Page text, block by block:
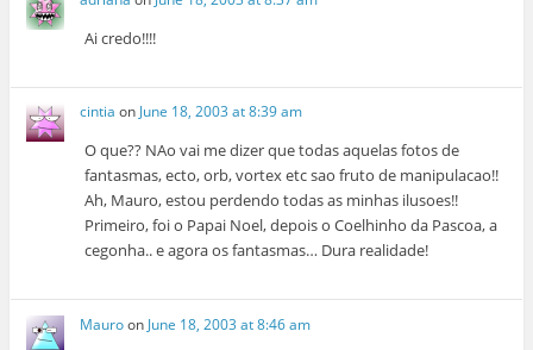
Ai credo!!!!
cintia on June 18, 2003 at 8:39 am
O que?? NAo vai me dizer que todas aquelas fotos de
fantasmas, ecto, orb, vortex etc sao fruto de manipulacao!!
Ah, Mauro, estou perdendo todas as minhas ilusoes!!
Primeiro, foi o Papai Noel, depois o Coelhinho da Pascoa, a
cegonha.. e agora os fantasmas… Dura realidade!
Mauroon June 18, 2003 at 8:46 am